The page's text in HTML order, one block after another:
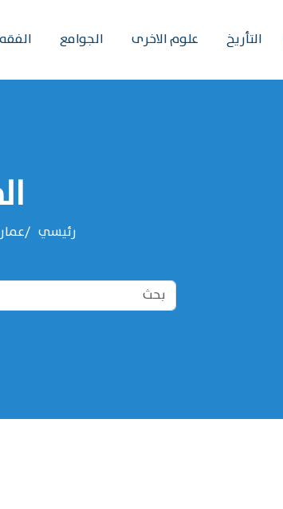
التأريخ علوم الاخرى الجوامع
رئيسي